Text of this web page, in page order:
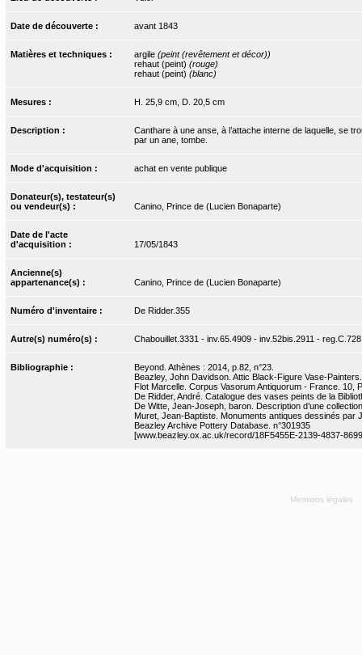
Date de découverte : avant 1843
Matières et techniques : argile (peint (revêtement et décor))
rehaut (peint) (rouge)
rehaut (peint) (blanc)
Mesures : H. 25,9 cm, D. 20,5 cm
Description :
Canthare à une anse, à l’attache interne de laquelle, se
par un ane, tombe.
Mode d'acquisition : achat en vente publique
Donateur(s), testateur(s)
ou vendeur(s) :
Canino, Prince de (Lucien Bonaparte)
Date de l'acte
d'acquisition :
17/05/1843
Ancienne(s)
appartenance(s) :
Canino, Prince de (Lucien Bonaparte)
Numéro d'inventaire : De Ridder.355
Autre(s) numéro(s) : Chabouillet.3331 - inv.65.4909 - inv.52bis.2911 -
Bibliographie :
Beyond. Athènes : 2014, p.82, n°23.
Beazley, John Davidson. Attic Black-Figure Vase-
Flot Marcelle. Corpus Vasorum Antiquorum - France. 10,
De Ridder, André. Catalogue des vases peints de la
De Witte, Jean-Joseph, baron. Description d’une
Muret, Jean-Baptiste. Monuments antiques dessinés par
Beazley Archive Pottery Database. n°301935
[www.beazley.ox.ac.uk/record/18F5455E-2139-4837-
Mentions légales